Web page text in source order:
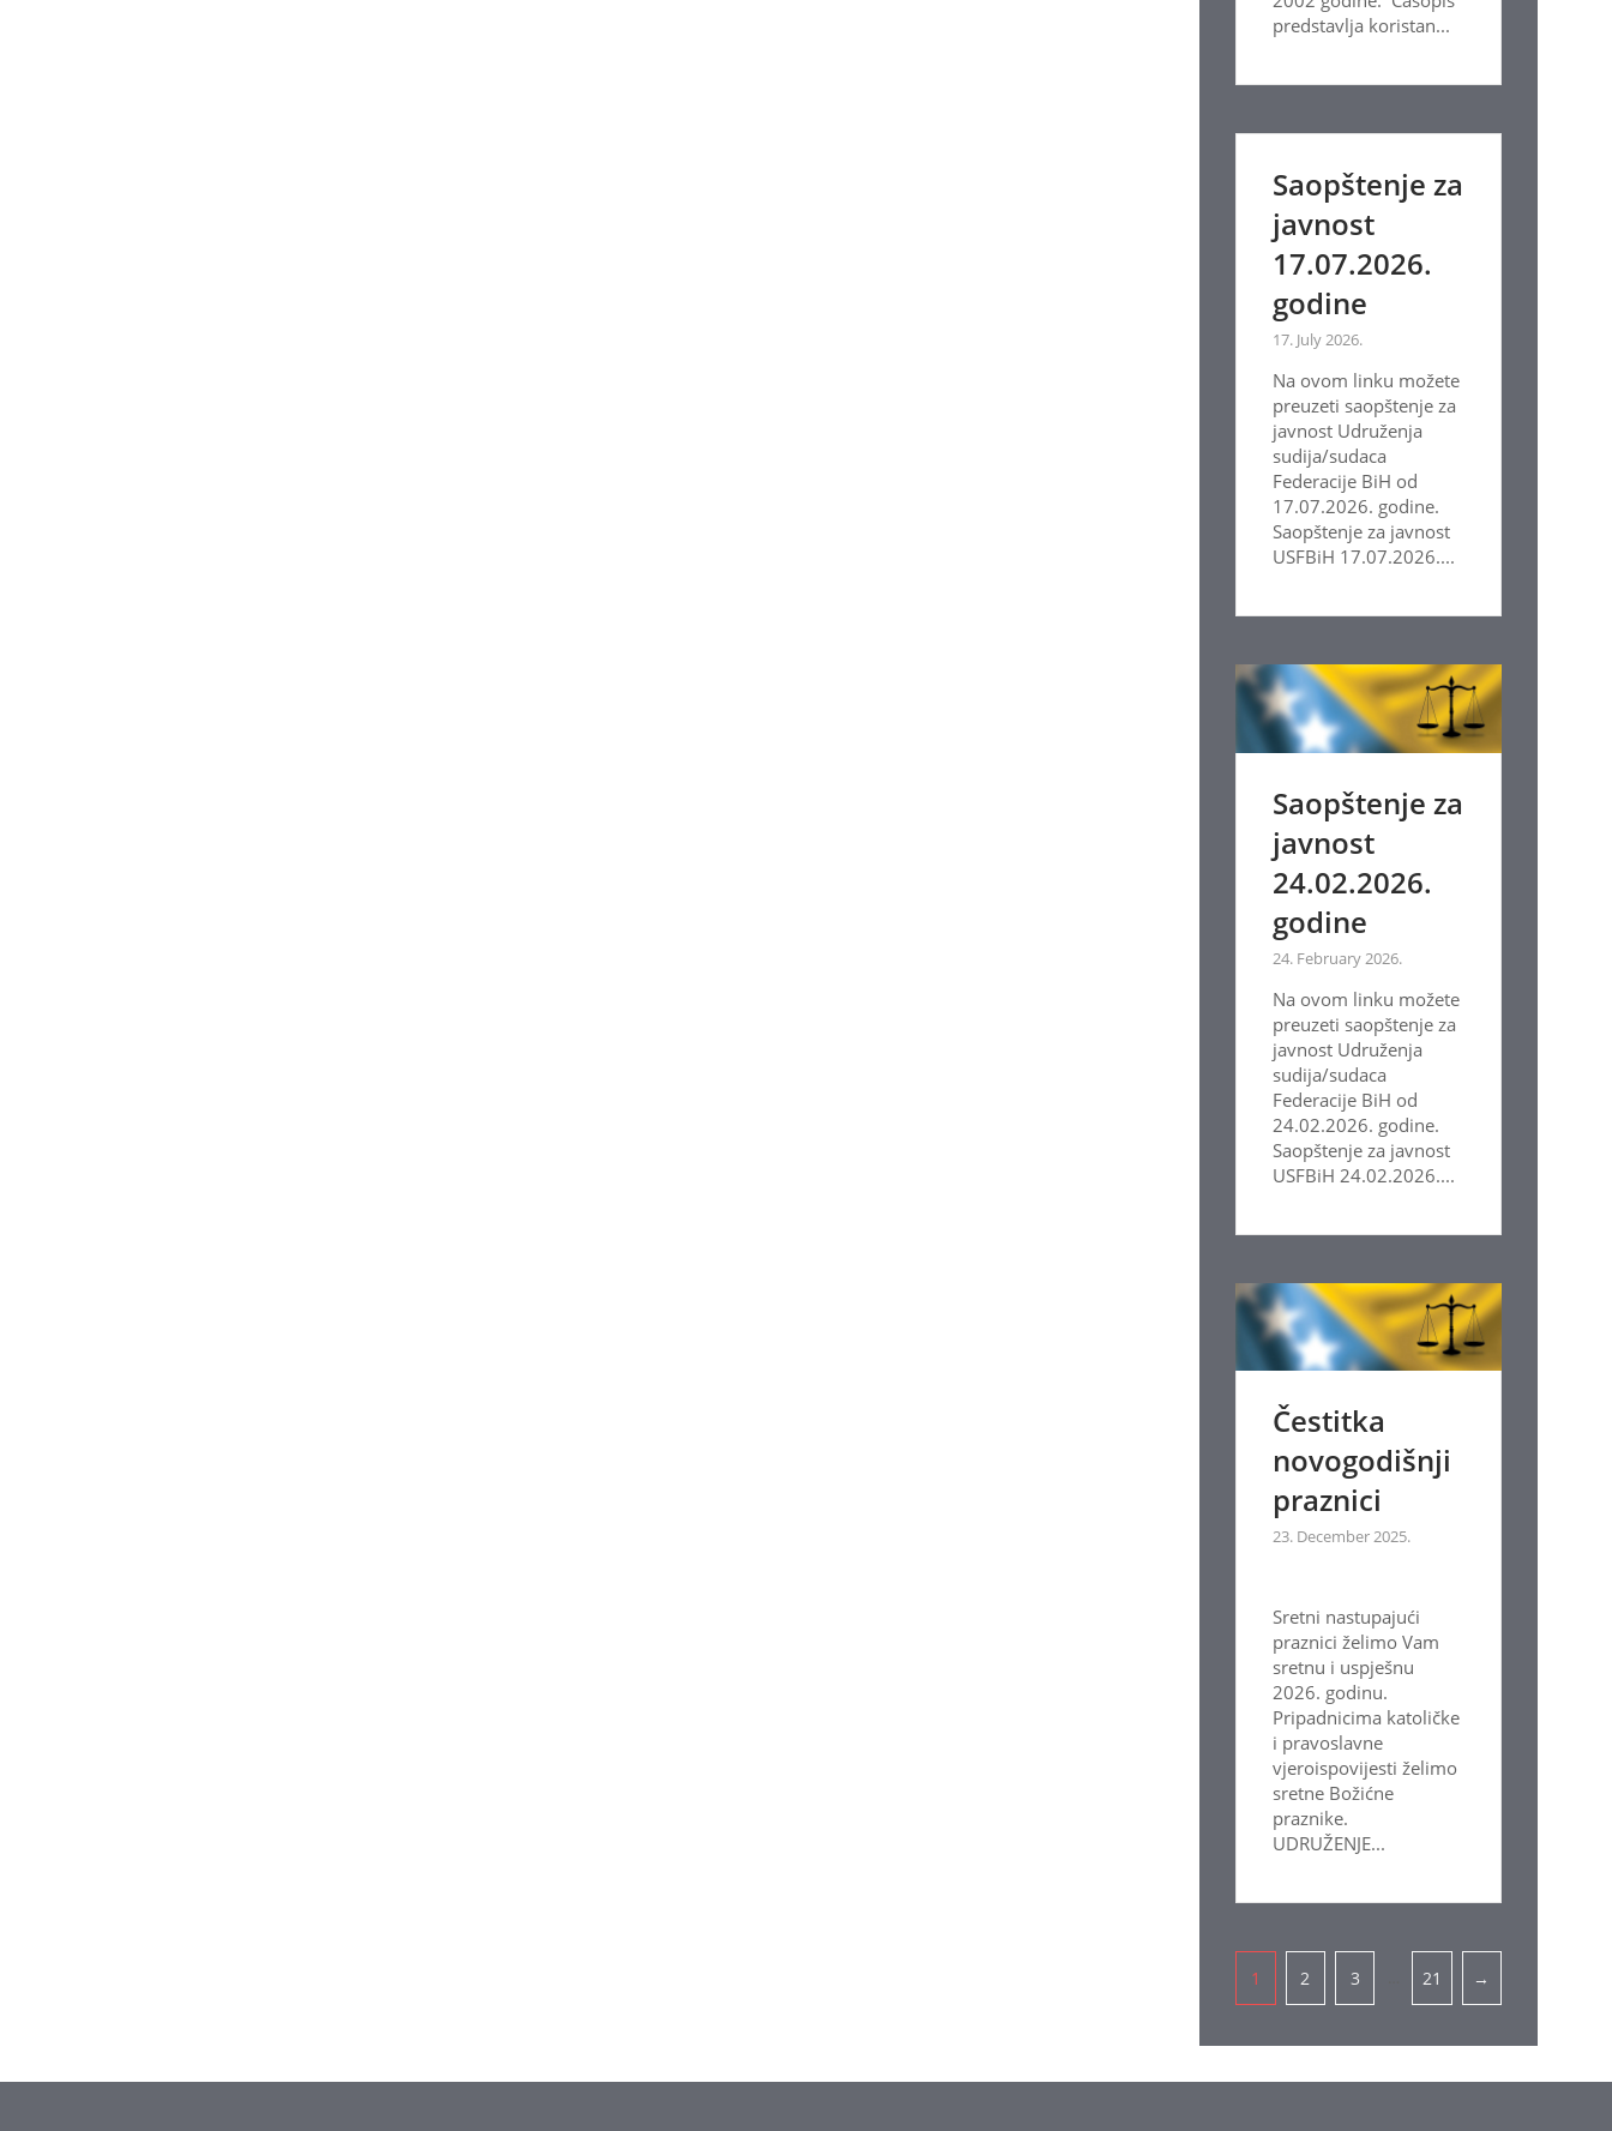
predstavlja koristan...
Saopštenje za
javnost
17.07.2026.
godine
17. July 2026.
Na ovom linku možete
preuzeti saopštenje za
javnost Udruženja
sudija/sudaca
Federacije BiH od
17.07.2026. godine.
Saopštenje za javnost
USFBiH 17.07.2026....
Saopštenje za
javnost
24.02.2026.
godine
24. February 2026.
Na ovom linku možete
preuzeti saopštenje za
javnost Udruženja
sudija/sudaca
Federacije BiH od
24.02.2026. godine.
Saopštenje za javnost
USFBiH 24.02.2026....
Čestitka
novogodišnji
praznici
23. December 2025.
Sretni nastupajući
praznici želimo Vam
sretnu i uspješnu
2026. godinu.
Pripadnicima katoličke
i pravoslavne
vjeroispovijesti želimo
sretne Božićne
praznike.
UDRUŽENJE...
Pagination
1 2 3 21 →